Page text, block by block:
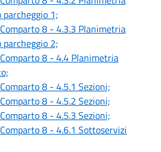
1;
8 - 4.3.3 Planimetria
2;
8 - 4.4 Planimetria
8 - 4.5.1 Sezioni;
8 - 4.5.2 Sezioni;
8 - 4.5.3 Sezioni;
8 - 4.6.1 Sottoservizi